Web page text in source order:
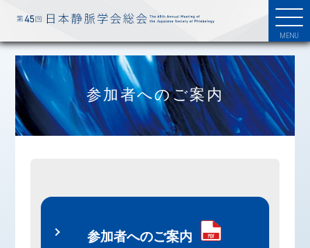
参加者へのご案内
参加者へのご案内